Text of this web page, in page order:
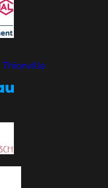
Thionville